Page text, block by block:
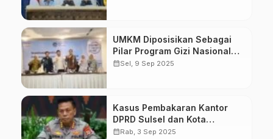
UMKM Diposisikan Sebagai
Pilar Program Gizi Nasional
BGN
calendar_monthSel, 9 Sep 2025
Kasus Pembakaran Kantor
DPRD Sulsel dan Kota
Makassar, Polda Sulsel
calendar_monthRab, 3 Sep 2025